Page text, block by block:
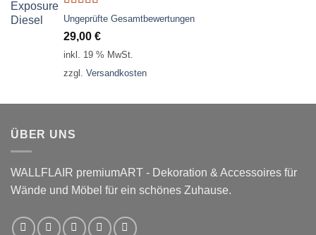
Bewertet
mit 5.00
5
Ungeprüfte Gesamtbewertungen
29,00 €
inkl. 19 % MwSt.
zzgl. Versandkosten
ÜBER UNS
WALLFLAIR premiumART - Dekoration & Accessoires für
Wände und Möbel für ein schönes Zuhause.